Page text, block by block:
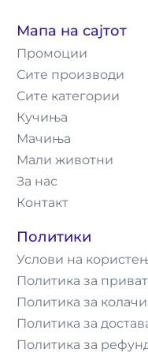
Мапа на сајтот
Промоции
Сите производи
Сите категории
Кучиња
Мачиња
Мали животни
За нас
Контакт
Политики
Услови на
Политика за
Политика за
Политика за
Политика за